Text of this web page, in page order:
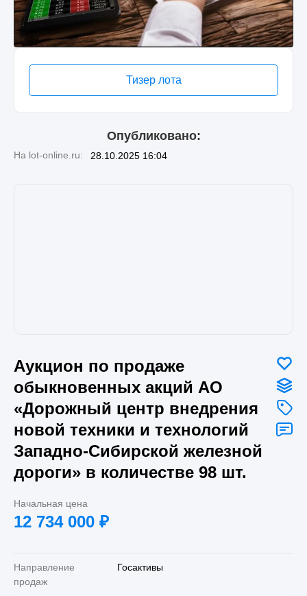
Тизер лота
Опубликовано:
На lot-online.ru: 28.10.2025 16:04
Аукцион по продаже
обыкновенных акций АО
«Дорожный центр внедрения
новой техники и технологий
Западно-Сибирской железной
дороги» в количестве 98 шт.
Начальная цена
12 734 000 ₽
Направление
продаж
Госактивы